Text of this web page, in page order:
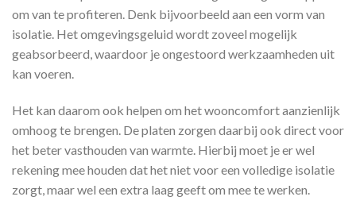
om van te profiteren. Denk bijvoorbeeld aan een vorm van
isolatie. Het omgevingsgeluid wordt zoveel mogelijk
geabsorbeerd, waardoor je ongestoord werkzaamheden uit
kan voeren.
Het kan daarom ook helpen om het wooncomfort aanzienlijk
omhoog te brengen. De platen zorgen daarbij ook direct voor
het beter vasthouden van warmte. Hierbij moet je er wel
rekening mee houden dat het niet voor een volledige isolatie
zorgt, maar wel een extra laag geeft om mee te werken.